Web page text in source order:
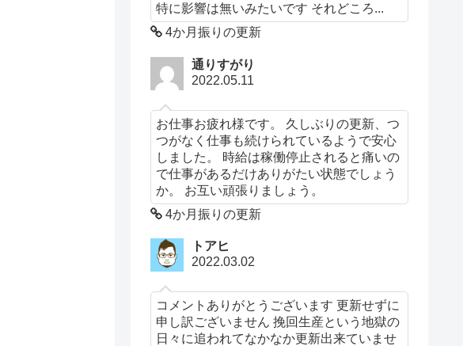
特に影響は無いみたいです それどころ...
4か月振りの更新
通りすがり
2022.05.11
お仕事お疲れ様です。 久しぶりの更新、つ
つがなく仕事も続けられているようで安心
しました。 時給は稼働停止されると痛いの
で仕事があるだけありがたい状態でしょう
か。 お互い頑張りましょう。
4か月振りの更新
トアヒ
2022.03.02
コメントありがとうございます 更新せずに
申し訳ございません 挽回生産という地獄の
日々に追われてなかなか更新出来ていませ